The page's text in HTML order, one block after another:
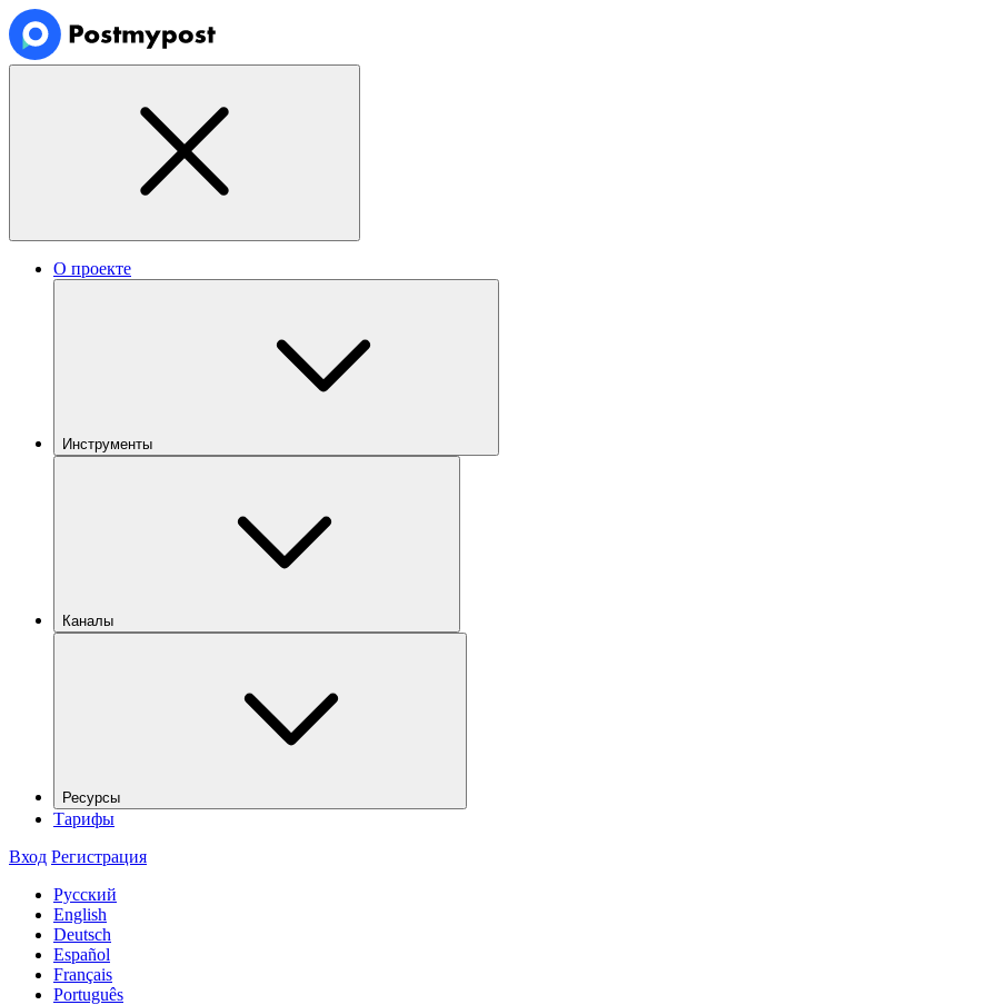
О проекте
Инструменты
Каналы
Ресурсы
Тарифы
Вход Регистрация
Русский
English
Deutsch
Español
Français
Português